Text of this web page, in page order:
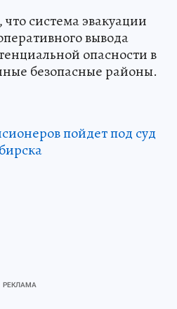
система эвакуации
вывода
опасности в
безопасные районы.
пойдет под суд